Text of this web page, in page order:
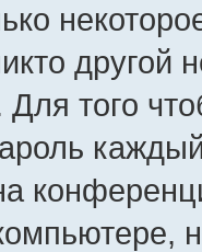
другой
Для того